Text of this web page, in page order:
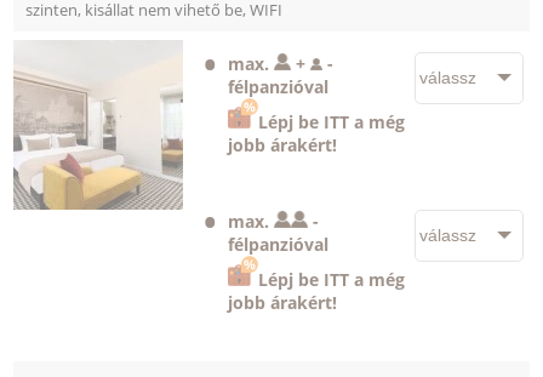
szinten, kisállat nem vihető be, WIFI
max. +
-
félpanzióval
Lépj be ITT a még
jobb árakért!
max.
-
félpanzióval
Lépj be ITT a még
jobb árakért!